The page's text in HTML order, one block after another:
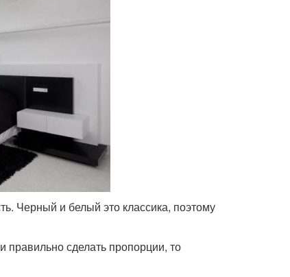
Черный и белый это классика, поэтому
правильно сделать пропорции, то